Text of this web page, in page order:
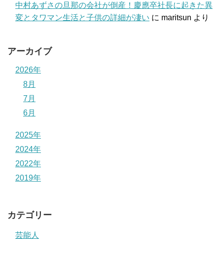
中村あずさの旦那の会社が倒産！慶應卒社長に起きた異
変とタワマン生活と子供の詳細が凄い に maritsun より
アーカイブ
2026年
8月
7月
6月
2025年
2024年
2022年
2019年
カテゴリー
芸能人